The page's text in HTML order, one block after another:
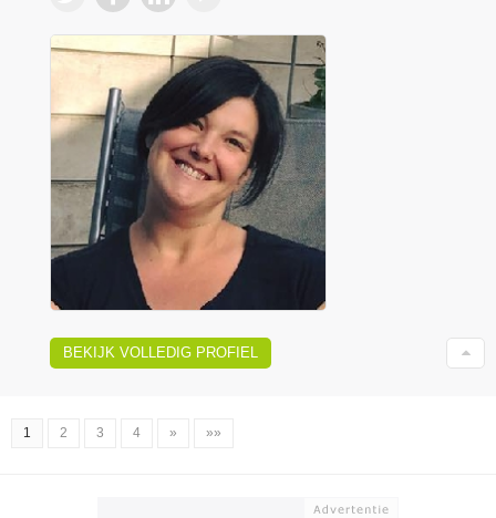
BEKIJK VOLLEDIG PROFIEL
1 2 3 4 » »»